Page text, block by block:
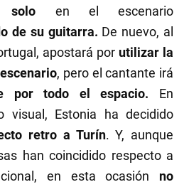
solo en el escenario
de su guitarra. De nuevo, al
apostará por utilizar la
, pero el cantante irá
por todo el espacio. En
visual, Estonia ha decidido
retro a Turín. Y, aunque
han coincidido respecto a
en esta ocasión no